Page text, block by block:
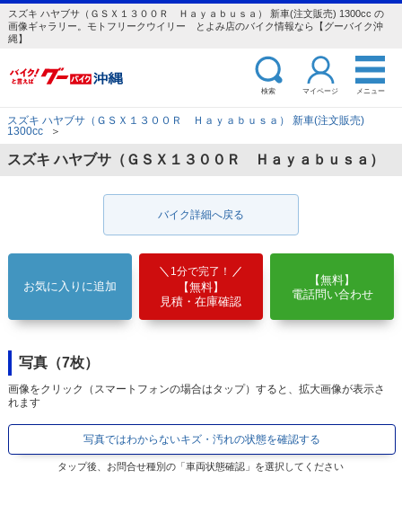
スズキ ハヤブサ（ＧＳＸ１３００Ｒ Ｈａｙａｂｕｓａ） 新車(注文販売) 1300cc の
画像ギャラリー。モトフリークウイリー とよみ店のバイク情報なら【グーバイク沖
縄】
検索 マイページ メニュー
スズキ ハヤブサ（ＧＳＸ１３００Ｒ Ｈａｙａｂｕｓａ） 新車(注文販売)
1300cc
＞
スズキ ハヤブサ（ＧＳＸ１３００Ｒ Ｈａｙａｂｕｓａ）
バイク詳細へ戻る
お気に入りに追加
1分で完了！
【無料】
見積・在庫確認
【無料】
電話問い合わせ
写真（7枚）
画像をクリック（スマートフォンの場合はタップ）すると、拡大画像が表示さ
れます
写真ではわからないキズ・汚れの状態を確認する
タップ後、お問合せ種別の「車両状態確認」を選択してください